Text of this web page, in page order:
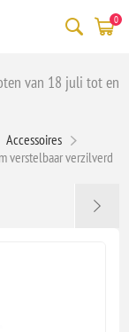
0
van 18 juli tot en
Accessoires
verstelbaar verzilverd